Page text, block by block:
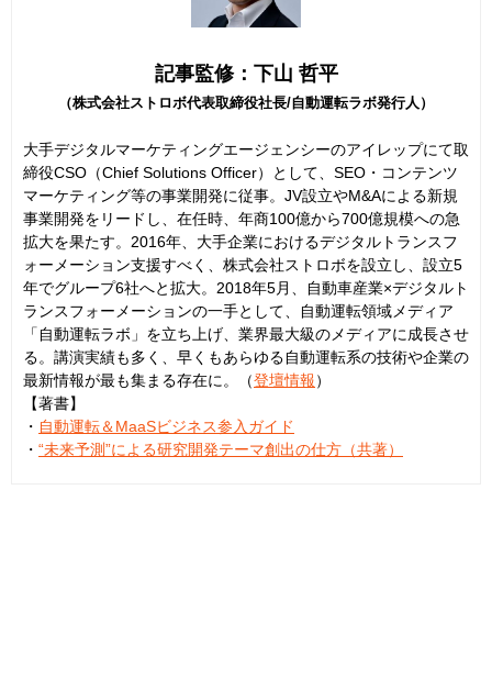
記事監修：下山 哲平
（株式会社ストロボ代表取締役社長/自動運転ラボ発行人）
大手デジタルマーケティングエージェンシーのアイレップにて取
締役CSO（Chief Solutions Officer）として、SEO・コンテンツ
マーケティング等の事業開発に従事。JV設立やM&Aによる新規
事業開発をリードし、在任時、年商100億から700億規模への急
拡大を果たす。2016年、大手企業におけるデジタルトランスフ
ォーメーション支援すべく、株式会社ストロボを設立し、設立5
年でグループ6社へと拡大。2018年5月、自動車産業×デジタルト
ランスフォーメーションの一手として、自動運転領域メディア
「自動運転ラボ」を立ち上げ、業界最大級のメディアに成長させ
る。講演実績も多く、早くもあらゆる自動運転系の技術や企業の
最新情報が最も集まる存在に。（登壇情報）
【著書】
・ 自動運転＆MaaSビジネス参入ガイド
・ “未来予測”による研究開発テーマ創出の仕方（共著）